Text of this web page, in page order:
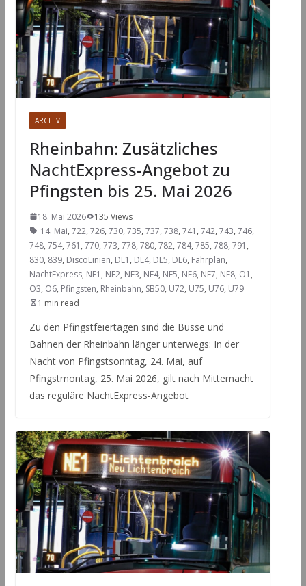
ARCHIV
Rheinbahn: Zusätzliches
NachtExpress-Angebot zu
Pfingsten bis 25. Mai 2026
18. Mai 2026
135 Views
14. Mai, 722, 726, 730, 735, 737, 738, 741 , 742, 743, 746,
748, 754, 761 , 770, 773, 778, 780, 782, 784, 785, 788, 791 ,
830, 839, DiscoLinien, DL1 , DL4, DL5, DL6, Fahrplan,
NachtExpress, NE1 , NE2, NE3, NE4, NE5, NE6, NE7, NE8, O1 ,
O3, O6, Pfingsten, Rheinbahn, SB50, U72, U75, U76, U79
1 min read
Zu den Pfingstfeiertagen sind die Busse und
Bahnen der Rheinbahn länger unterwegs: In der
Nacht von Pfingstsonntag, 24. Mai, auf
Pfingstmontag, 25. Mai 2026, gilt nach Mitternacht
das reguläre NachtExpress-Angebot